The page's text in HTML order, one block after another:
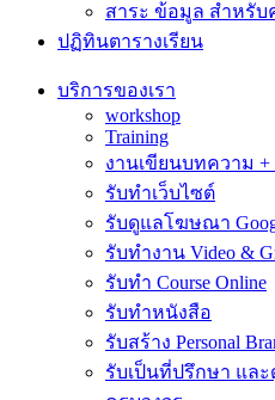
สาระ ข้อมูล สำหรับ
ปฏิทินตารางเรียน
บริการของเรา
workshop
Training
งานเขียนบทความ +
รับทำเว็บไซต์
รับดูแลโฆษณา
รับทำงาน Video &
รับทำ Course Online
รับทำหนังสือ
รับสร้าง Personal
รับเป็นที่ปรึกษา แล